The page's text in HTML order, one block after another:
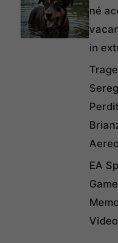
né
in
Aereo
EA